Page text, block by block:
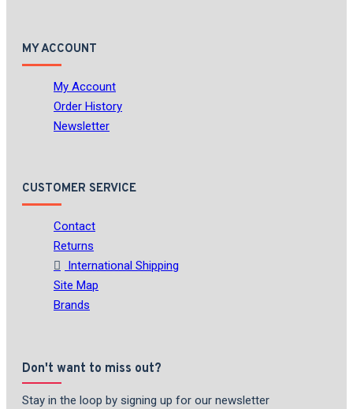
MY ACCOUNT
My Account
Order History
Newsletter
CUSTOMER SERVICE
Contact
Returns
International Shipping
Site Map
Brands
Don't want to miss out?
Stay in the loop by signing up for our newsletter